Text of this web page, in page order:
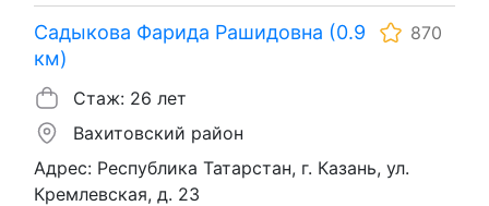
Садыкова Фарида Рашидовна (0.9
км)
870
Стаж: 26 лет
Вахитовский район
Адрес: Республика Татарстан, г. Казань, ул.
Кремлевская, д. 23